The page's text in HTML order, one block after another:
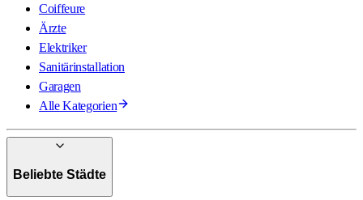
Coiffeure
Ärzte
Elektriker
Sanitärinstallation
Garagen
Alle Kategorien
Beliebte Städte